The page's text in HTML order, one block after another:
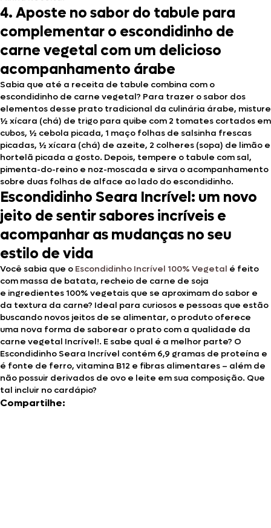
4. Aposte no sabor do tabule para
complementar o escondidinho de
carne vegetal com um delicioso
acompanhamento árabe
Sabia que até a receita de tabule combina com o
escondidinho de carne vegetal? Para trazer o sabor dos
elementos desse prato tradicional da culinária árabe, misture
½ xícara (chá) de trigo para quibe com 2 tomates cortados em
cubos, ½ cebola picada, 1 maço folhas de salsinha frescas
picadas, ½ xícara (chá) de azeite, 2 colheres (sopa) de limão e
hortelã picada a gosto. Depois, tempere o tabule com sal,
pimenta-do-reino e noz-moscada e sirva o acompanhamento
sobre duas folhas de alface ao lado do escondidinho.
Escondidinho Seara Incrível: um novo
jeito de sentir sabores incríveis e
acompanhar as mudanças no seu
estilo de vida
Você sabia que o Escondidinho Incrível 100% Vegetal é feito
com massa de batata, recheio de carne de soja
e ingredientes 100% vegetais que se aproximam do sabor e
da textura da carne? Ideal para curiosos e pessoas que estão
buscando novos jeitos de se alimentar, o produto oferece
uma nova forma de saborear o prato com a qualidade da
carne vegetal Incrível!. E sabe qual é a melhor parte? O
Escondidinho Seara Incrível contém 6,9 gramas de proteína e
é fonte de ferro, vitamina B12 e fibras alimentares – além de
não possuir derivados de ovo e leite em sua composição. Que
tal incluir no cardápio?
Compartilhe: